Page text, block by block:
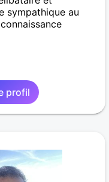
sympathique au
profil